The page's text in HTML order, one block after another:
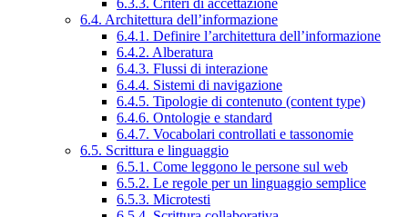
6.4. Architettura dell’informazione
6.4.1. Definire l’architettura dell’informazione
6.4.2. Alberatura
6.4.3. Flussi di interazione
6.4.4. Sistemi di navigazione
6.4.5. Tipologie di contenuto (content type)
6.4.6. Ontologie e standard
6.4.7. Vocabolari controllati e tassonomie
6.5. Scrittura e linguaggio
6.5.1. Come leggono le persone sul web
6.5.2. Le regole per un linguaggio semplice
6.5.3. Microtesti